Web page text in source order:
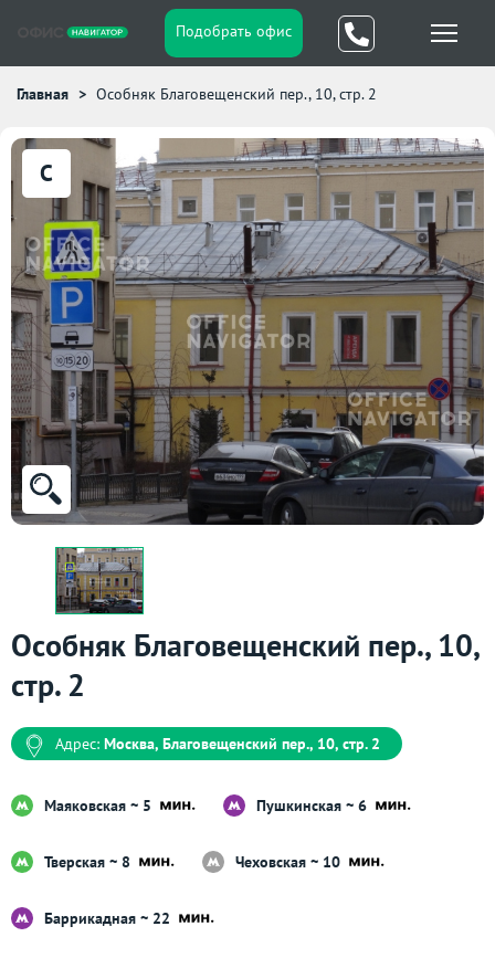
Подобрать офис
Главная Особняк Благовещенский пер., 10, стр. 2
C
Особняк Благовещенский пер., 10,
стр. 2
Адрес: Москва, Благовещенский пер., 10, стр. 2
Маяковская ~ 5 Пушкинская ~ 6
Тверская ~ 8 Чеховская ~ 10
Баррикадная ~ 22